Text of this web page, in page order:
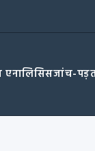
एनालिसिसजांच-